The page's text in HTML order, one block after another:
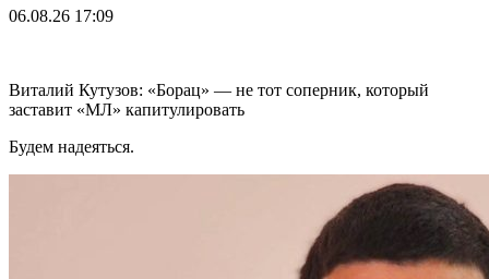
06.08.26 17:09
Виталий Кутузов: «Борац» — не тот соперник, который
заставит «МЛ» капитулировать
Будем надеяться.